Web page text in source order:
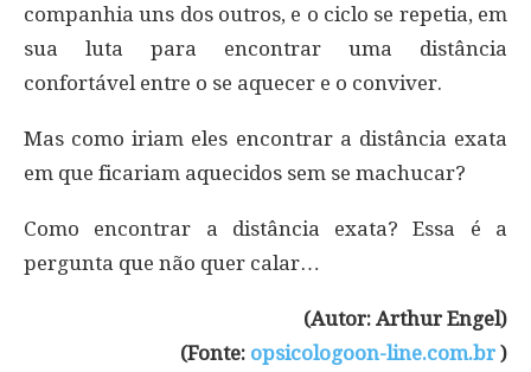
companhia uns dos outros, e o ciclo se repetia, em
sua luta para encontrar uma distância
confortável entre o se aquecer e o conviver.
Mas como iriam eles encontrar a distância exata
em que ficariam aquecidos sem se machucar?
Como encontrar a distância exata? Essa é a
pergunta que não quer calar…
(Autor: Arthur Engel)
(Fonte: opsicologoon-line.com.br )